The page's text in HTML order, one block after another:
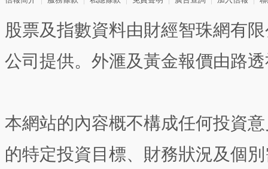
股票及指數資料由財經智珠網有
公司提供。外滙及黃金報價由路
本網站的內容概不構成任何投資
的特定投資目標、財務狀況及個